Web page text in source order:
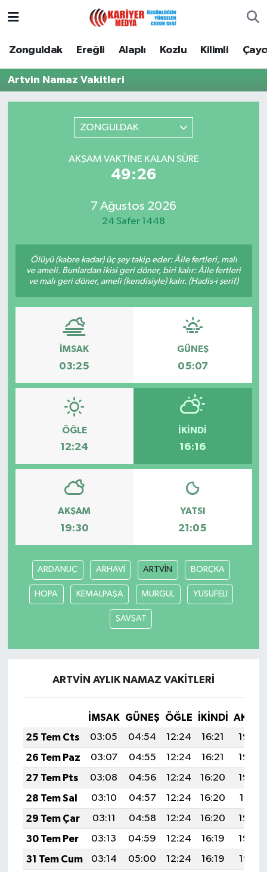
Zonguldak Ereğli Alaplı Kozlu Kilimli
Artvin Namaz Vakitleri
ZONGULDAK
AKŞAM VAKTINE KALAN SÜRE
49:26
7 Ağustos 2026
24 Safer 1448
Ölüyü (kabre kadar) üç şey takip eder: Âile fertleri, malı
ve ameli. Bunlardan ikisi geri döner, biri kalır: Âile fertleri
ve malı geri döner, ameli (kendisiyle) kalır. (Hadis-i şerif)
İMSAK
03:25
GÜNEŞ
05:07
ÖĞLE
12:24
İKINDI
16:16
AKŞAM
19:30
YATSI
21:05
ARDANUÇ ARHAVİ ARTVİN BORÇKA
HOPA KEMALPAŞA MURGUL YUSUFELİ
ŞAVŞAT
ARTVİN AYLIK NAMAZ VAKITLERI
İMSAK GÜNEŞ ÖĞLE İKINDI
25 Tem Cts
03:05 04:54 12:24 16:21
19:44
26 Tem Paz
03:07 04:55 12:24 16:21
19:43
27 Tem Pts
03:08 04:56 12:24 16:20
19:42
28 Tem Sal
03:10 04:57 12:24 16:20
19:41
29 Tem Çar
03:11 04:58 12:24 16:20
19:40
30 Tem Per
03:13 04:59 12:24 16:19
19:39
31 Tem Cum
03:14 05:00 12:24 16:19
19:38
Zonguldak
Ereğli
Devrek
Dergim
Zonguldak Nöbetçi Eczaneler
Zonguldak Hava Durumu
Zonguldak Trafik Yoğunluk Haritası
Puan Durumu ve Fikstür
Haber Arşivi